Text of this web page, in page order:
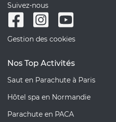
Suivez-nous
Gestion des cookies
Nos Top Activités
Saut en Parachute à Paris
Hôtel spa en Normandie
Parachute en PACA